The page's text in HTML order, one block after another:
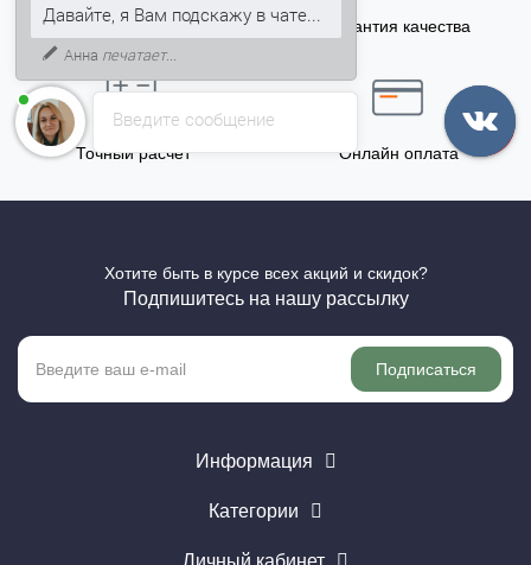
Бонусы за покупку
5% на Ваш счет
Гарантия качества
Точный расчёт Онлайн оплата
Хотите быть в курсе всех акций и скидок?
Подпишитесь на нашу рассылку
Подписаться
Информация
Категории
Введите сообщение
Давайте, я Вам подскажу в чате...
Анна печатает...